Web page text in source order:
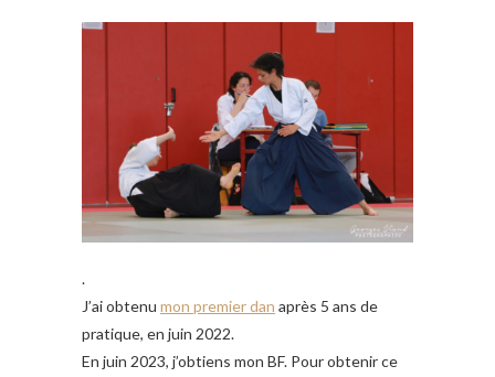
.
J’ai obtenu mon premier dan après 5 ans de
pratique, en juin 2022.
En juin 2023, j’obtiens mon BF. Pour obtenir ce